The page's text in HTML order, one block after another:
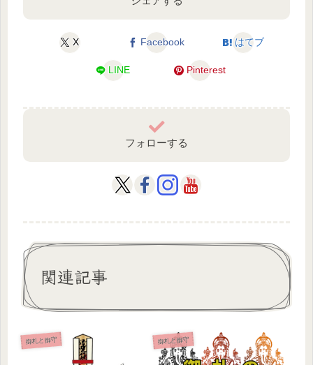
X Facebook はてブ
LINE Pinterest
フォローする
関連記事
御札と御守 御札と御守